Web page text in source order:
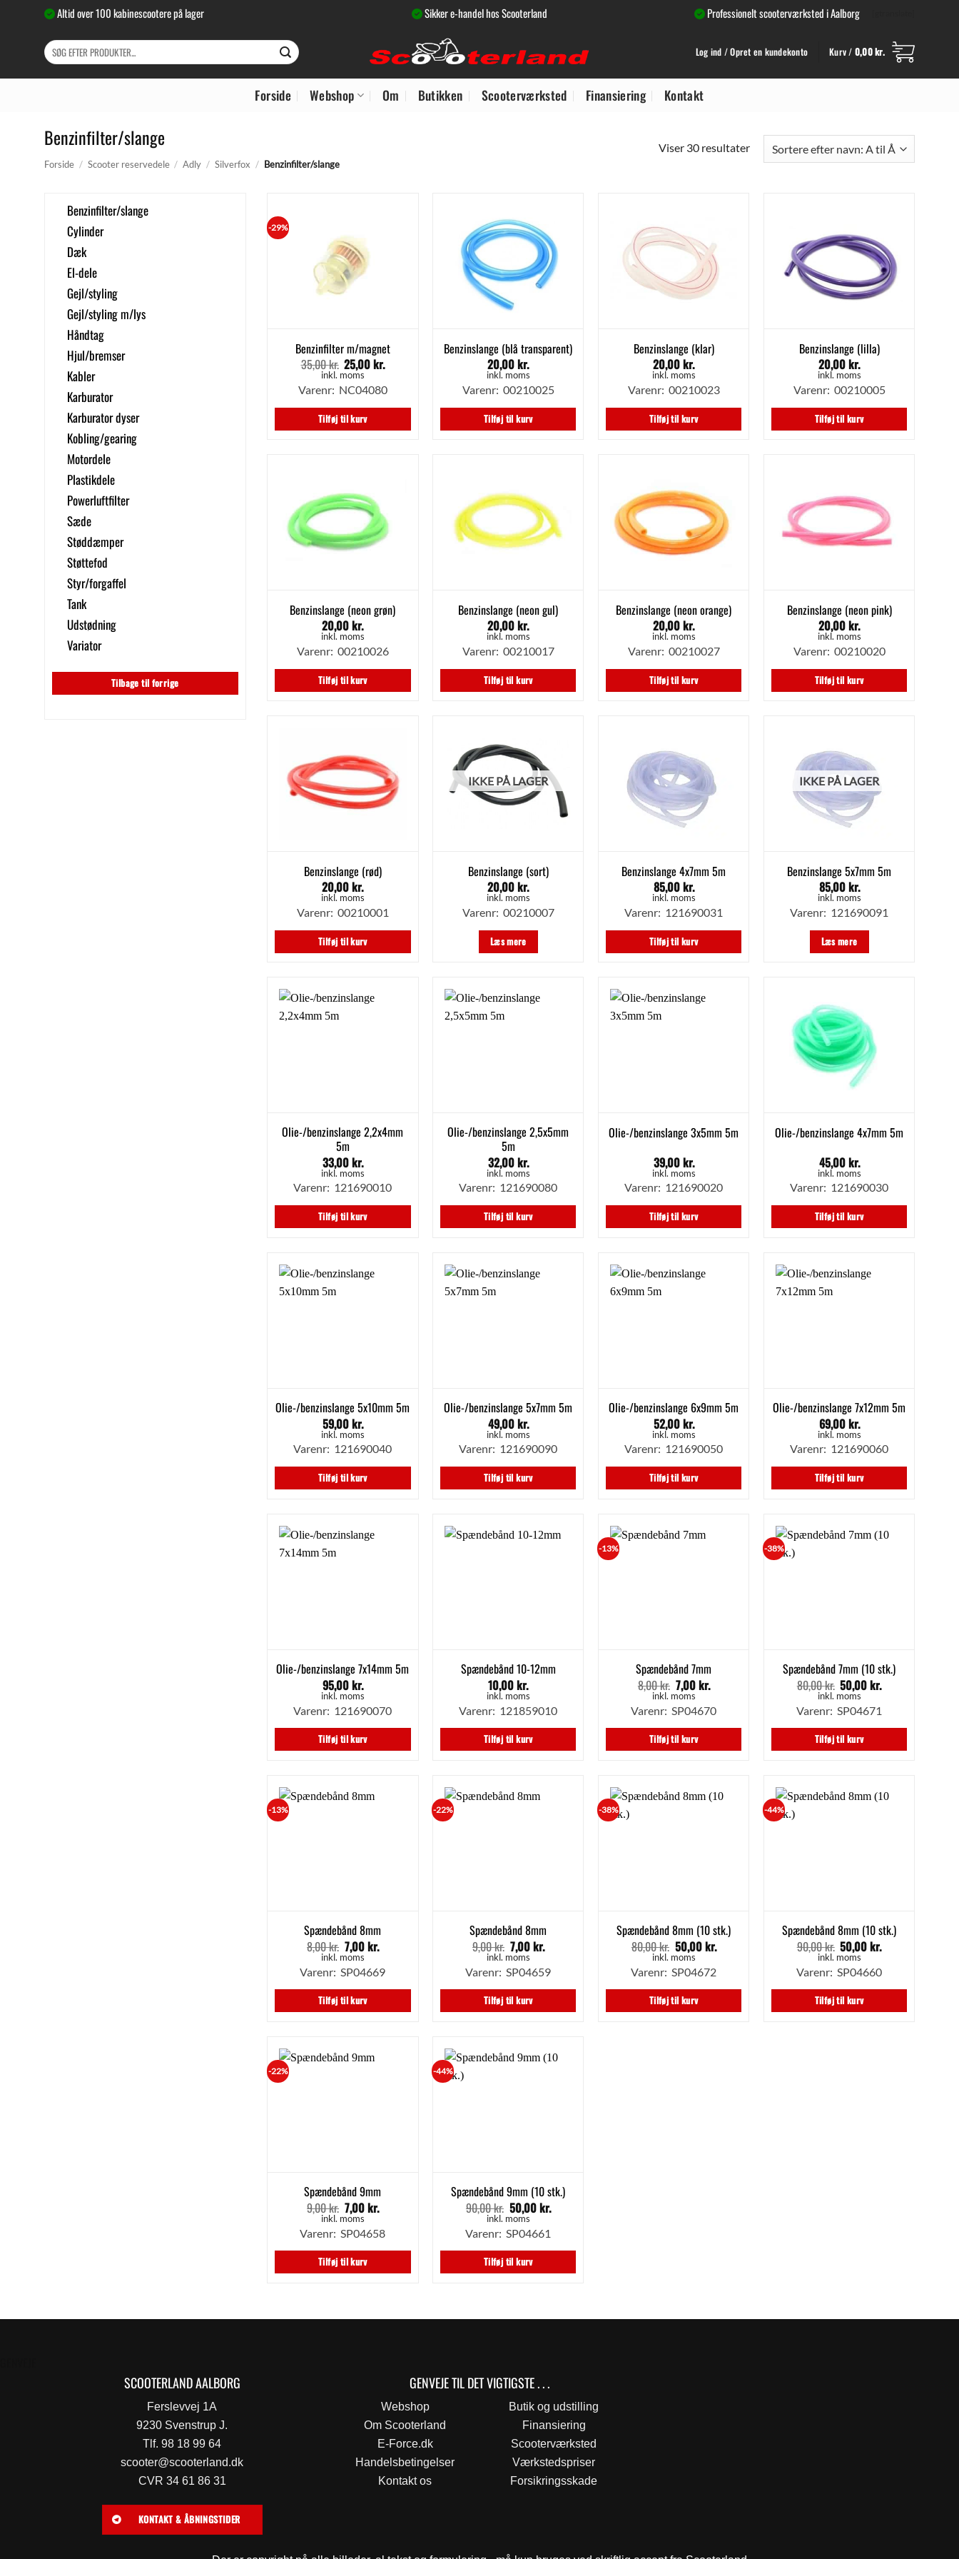
Altid over 100 kabinescootere på lager Sikker e-handel hos Scooterland Professionelt scooterværksted i Aalborg
Søg
efter:
Log ind / Opret en kundekonto Kurv / 0,00kr.
Forside Webshop Om Butikken Scooterværksted Finansiering Kontakt
Benzinfilter/slange
Forside / Scooter reservedele / Adly / Silverfox / Benzinfilter/slange
Viser 30 resultater
Benzinfilter/slange
Cylinder
Dæk
El-dele
Gejl/styling
Gejl/styling m/lys
Håndtag
Hjul/bremser
Kabler
Karburator
Karburator dyser
Kobling/gearing
Motordele
Plastikdele
Powerluftfilter
Sæde
Støddæmper
Støttefod
Styr/forgaffel
Tank
Udstødning
Variator
Tilbage til forrige
-29%
Benzinfilter m/magnet
35,00kr. Den
oprindelige
pris
var:
35,00 kr..
25,00kr.
pris
er:
25,00 kr..
inkl. moms
Varenr: NC04080
Tilføj til kurv
Benzinslange (blå transparent)
20,00kr.
inkl. moms
Varenr: 00210025
Tilføj til kurv
Benzinslange (klar)
20,00kr.
inkl. moms
Varenr: 00210023
Tilføj til kurv
Benzinslange (lilla)
20,00kr.
inkl. moms
Varenr: 00210005
Tilføj til kurv
Benzinslange (neon grøn)
20,00kr.
inkl. moms
Varenr: 00210026
Tilføj til kurv
Benzinslange (neon gul)
20,00kr.
inkl. moms
Varenr: 00210017
Tilføj til kurv
Benzinslange (neon orange)
20,00kr.
inkl. moms
Varenr: 00210027
Tilføj til kurv
Benzinslange (neon pink)
20,00kr.
inkl. moms
Varenr: 00210020
Tilføj til kurv
Benzinslange (rød)
20,00kr.
inkl. moms
Varenr: 00210001
Tilføj til kurv
IKKE PÅ LAGER
Benzinslange (sort)
20,00kr.
inkl. moms
Varenr: 00210007
Læs mere
Benzinslange 4x7mm 5m
85,00kr.
inkl. moms
Varenr: 121690031
Tilføj til kurv
IKKE PÅ LAGER
Benzinslange 5x7mm 5m
85,00kr.
inkl. moms
Varenr: 121690091
Læs mere
Olie-/benzinslange 2,2x4mm
5m
33,00kr.
inkl. moms
Varenr: 121690010
Tilføj til kurv
Olie-/benzinslange 2,5x5mm
5m
32,00kr.
inkl. moms
Varenr: 121690080
Tilføj til kurv
Olie-/benzinslange 3x5mm 5m
39,00kr.
inkl. moms
Varenr: 121690020
Tilføj til kurv
Olie-/benzinslange 4x7mm 5m
45,00kr.
inkl. moms
Varenr: 121690030
Tilføj til kurv
Olie-/benzinslange 5x10mm 5m
59,00kr.
inkl. moms
Varenr: 121690040
Tilføj til kurv
Olie-/benzinslange 5x7mm 5m
49,00kr.
inkl. moms
Varenr: 121690090
Tilføj til kurv
Olie-/benzinslange 6x9mm 5m
52,00kr.
inkl. moms
Varenr: 121690050
Tilføj til kurv
Olie-/benzinslange 7x12mm 5m
69,00kr.
inkl. moms
Varenr: 121690060
Tilføj til kurv
Olie-/benzinslange 7x14mm 5m
95,00kr.
inkl. moms
Varenr: 121690070
Tilføj til kurv
Spændebånd 10-12mm
10,00kr.
inkl. moms
Varenr: 121859010
Tilføj til kurv
-13%
Spændebånd 7mm
8,00kr. Den
oprindelige
pris
var:
8,00 kr..
7,00kr.
pris
er:
7,00 kr..
inkl. moms
Varenr: SP04670
Tilføj til kurv
-38%
Spændebånd 7mm (10 stk.)
80,00kr. Den
oprindelige
pris
var:
80,00 kr..
50,00kr.
er:
50,00 kr..
inkl. moms
Varenr: SP04671
Tilføj til kurv
-13%
Spændebånd 8mm
8,00kr. Den
oprindelige
pris
var:
8,00 kr..
7,00kr.
pris
er:
7,00 kr..
inkl. moms
Varenr: SP04669
Tilføj til kurv
-22%
Spændebånd 8mm
9,00kr. Den
oprindelige
pris
var:
9,00 kr..
7,00kr.
pris
er:
7,00 kr..
inkl. moms
Varenr: SP04659
Tilføj til kurv
-38%
Spændebånd 8mm (10 stk.)
80,00kr. Den
oprindelige
pris
var:
80,00 kr..
50,00kr.
pris
er:
50,00 kr..
inkl. moms
Varenr: SP04672
Tilføj til kurv
-44%
Spændebånd 8mm (10 stk.)
90,00kr. Den
oprindelige
pris
var:
90,00 kr..
50,00kr.
pris
er:
50,00 kr..
inkl. moms
Varenr: SP04660
Tilføj til kurv
-22%
Spændebånd 9mm
9,00kr. Den
oprindelige
pris
var:
9,00 kr..
7,00kr.
pris
er:
7,00 kr..
inkl. moms
Varenr: SP04658
Tilføj til kurv
-44%
Spændebånd 9mm (10 stk.)
90,00kr. Den
oprindelige
pris
var:
90,00 kr..
50,00kr.
er:
50,00 kr..
inkl. moms
Varenr: SP04661
Tilføj til kurv
SCOOTERLAND AALBORG
Ferslevvej 1A
9230 Svenstrup J.
Tlf. 98 18 99 64
scooter@scooterland.dk
CVR 34 61 86 31
KONTAKT & ÅBNINGSTIDER
GENVEJE TIL DET VIGTIGSTE . . .
Webshop
Om Scooterland
E-Force.dk
Handelsbetingelser
Kontakt os
Butik og udstilling
Finansiering
Scooterværksted
Værkstedspriser
Forsikringsskade